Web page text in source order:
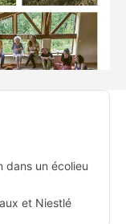
dans un écolieu
et Niestlé